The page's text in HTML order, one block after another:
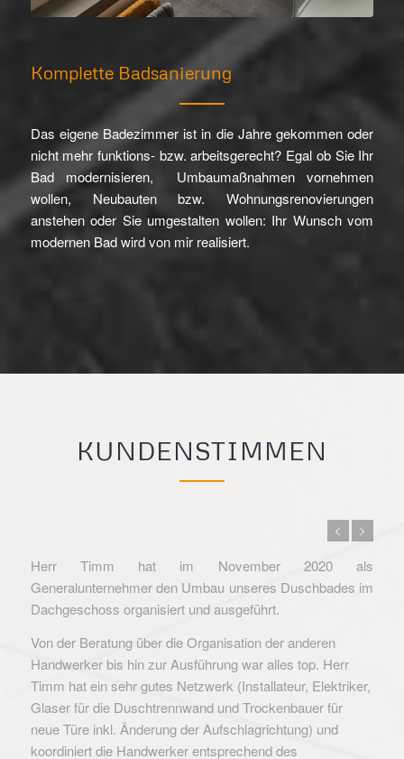
Komplette Badsanierung
Das eigene Badezimmer ist in die Jahre gekommen oder
nicht mehr funktions- bzw. arbeitsgerecht? Egal ob Sie Ihr
Bad modernisieren, Umbaumaßnahmen vornehmen
wollen, Neubauten bzw. Wohnungsrenovierungen
anstehen oder Sie umgestalten wollen: Ihr Wunsch vom
modernen Bad wird von mir realisiert.
KUNDENSTIMMEN
Herr Timm hat im November 2020 als
Generalunternehmer den Umbau unseres Duschbades im
Dachgeschoss organisiert und ausgeführt.
Von der Beratung über die Organisation der anderen
Handwerker bis hin zur Ausführung war alles top. Herr
Timm hat ein sehr gutes Netzwerk (Installateur, Elektriker,
Glaser für die Duschtrennwand und Trockenbauer für
neue Türe inkl. Änderung der Aufschlagrichtung) und
koordiniert die Handwerker entsprechend des